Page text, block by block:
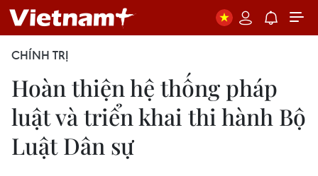
CHÍNH TRỊ
Hoàn thiện hệ thống pháp
luật và triển khai thi hành Bộ
Luật Dân sự